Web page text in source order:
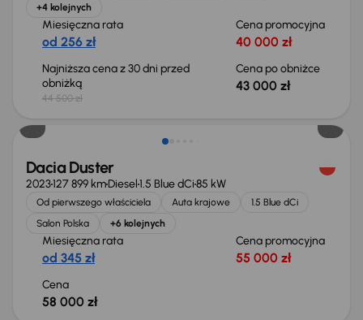
+4 kolejnych
Miesięczna rata
od 256 zł
Cena promocyjna
40 000 zł
Najniższa cena z 30 dni przed
obniżką
44 500 zł
Cena po obniżce
43 000 zł
Możliwość odliczenia VAT
Dacia Duster
2023127 899 kmDiesel1.5 Blue dCi85 kW
Od pierwszego właściciela Auta krajowe
1.5 Blue dCi
Salon Polska
+6 kolejnych
Miesięczna rata
od 345 zł
Cena promocyjna
55 000 zł
Cena
58 000 zł
Taniej o 700 zł